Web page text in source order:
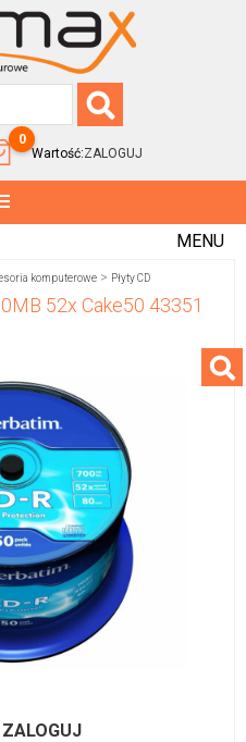
0
Wartość:ZALOGUJ
MENU
komputerowe > Płyty CD
52x Cake50 43351
ZALOGUJ